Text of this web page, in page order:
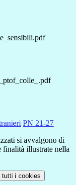
PN 21-27
si avvalgono di
finalità illustrate nella
tutti i cookies